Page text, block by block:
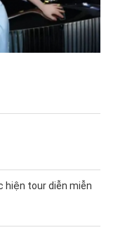
hiện tour diễn miễn